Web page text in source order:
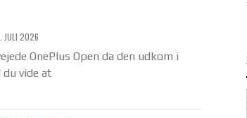
JULI 2026
OnePlus Open da den udkom i
du vide at